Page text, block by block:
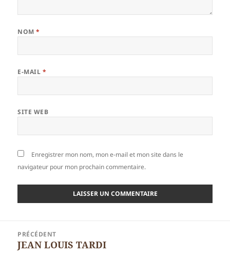
NOM*
E-MAIL *
SITE WEB
Enregistrer mon nom, mon e-mail et mon site dans le
navigateur pour mon prochain commentaire.
l’article
PRÉCÉDENT
Article
JEAN LOUIS TARDI